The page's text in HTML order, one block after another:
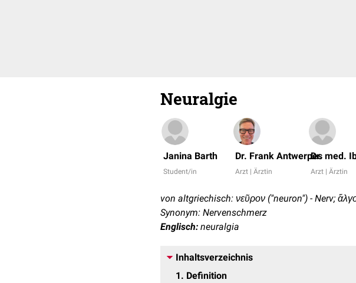
Neuralgie
Janina Barth
Student/in
Dr. Frank Antwerpes
Arzt | Ärztin
Dr. med.
Arzt | Ärztin
von altgriechisch: νεῦρον ("neuron") - Nerv;
Synonym: Nervenschmerz
Englisch: neuralgia
Inhaltsverzeichnis
1
Definition